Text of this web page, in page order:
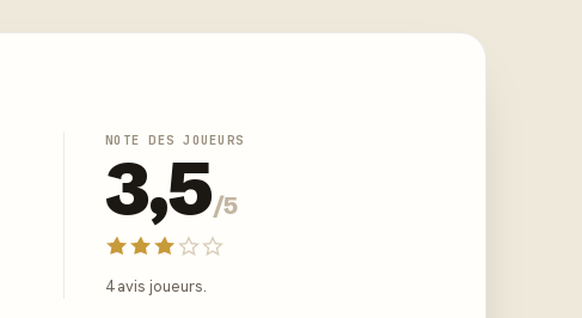
NOTE DES JOUEURS
3,5/5
4 avis joueurs.